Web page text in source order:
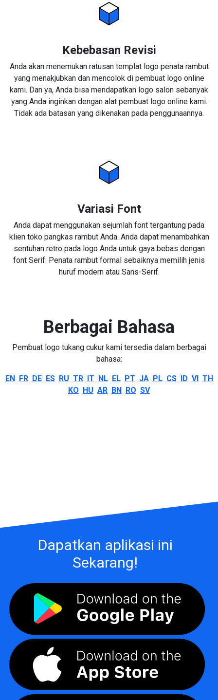
Kebebasan Revisi
Anda akan menemukan ratusan templat logo penata rambut
yang menakjubkan dan mencolok di pembuat logo online
kami. Dan ya, Anda bisa mendapatkan logo salon sebanyak
yang Anda inginkan dengan alat pembuat logo online kami.
Tidak ada batasan yang dikenakan pada penggunaannya.
Variasi Font
Anda dapat menggunakan sejumlah font tergantung pada
klien toko pangkas rambut Anda. Anda dapat menambahkan
sentuhan retro pada logo Anda untuk gaya bebas dengan
font Serif. Penata rambut formal sebaiknya memilih jenis
huruf modern atau Sans-Serif.
Berbagai Bahasa
Pembuat logo tukang cukur kami tersedia dalam berbagai
bahasa:
EN FR DE ES RU TR IT NL EL PT JA PL CS ID VI TH
KO HU AR BN RO SV
Dapatkan aplikasi ini
Sekarang!